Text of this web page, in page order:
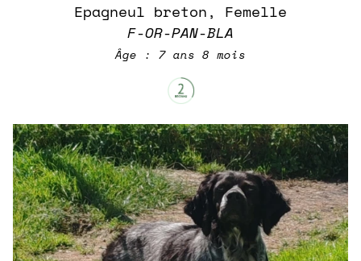
Epagneul breton, Femelle
F-OR-PAN-BLA
Âge : 7 ans 8 mois